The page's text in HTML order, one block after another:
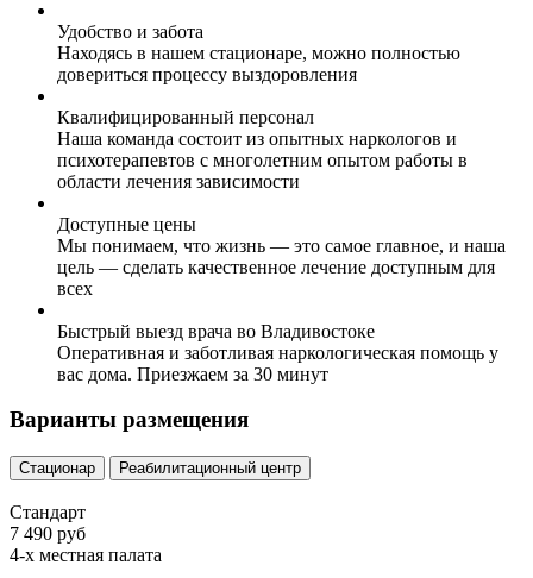
Удобство и забота
Находясь в нашем стационаре, можно полностью
довериться процессу выздоровления
Квалифицированный персонал
Наша команда состоит из опытных наркологов и
психотерапевтов с многолетним опытом работы в
области лечения зависимости
Доступные цены
Мы понимаем, что жизнь — это самое главное, и наша
цель — сделать качественное лечение доступным для
всех
Быстрый выезд врача во Владивостоке
Оперативная и заботливая наркологическая помощь у
вас дома. Приезжаем за 30 минут
Варианты размещения
Стационар Реабилитационный центр
Стандарт
7 490 руб
4-х местная палата